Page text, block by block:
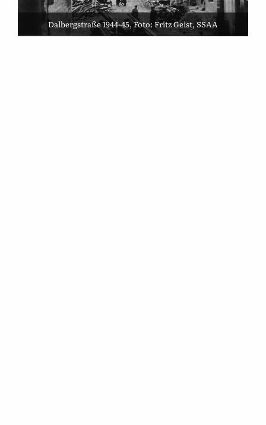
Dalbergstraße 1944-45, Foto: Fritz Geist, SSAA